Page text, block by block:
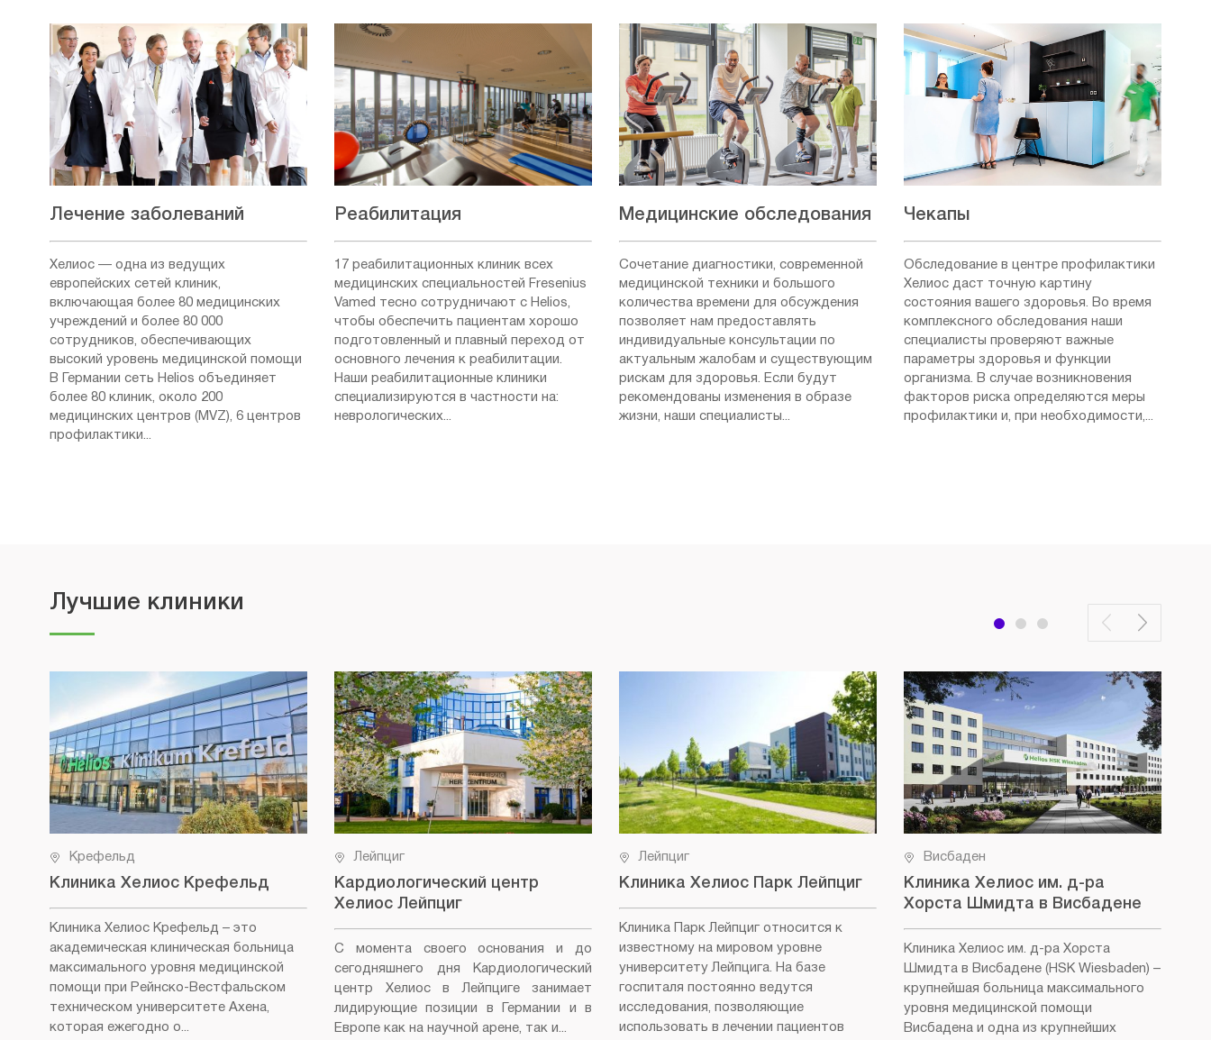
Лечение заболеваний
Хелиос — одна из ведущих
европейских сетей клиник,
включающая более 80 медицинских
учреждений и более 80 000
сотрудников, обеспечивающих
высокий уровень медицинской помощи
В Германии сеть Helios объединяет
более 80 клиник, около 200
медицинских центров (MVZ), 6 центров
профилактики...
Реабилитация
17 реабилитационных клиник всех
медицинских специальностей Fresenius
Vamed тесно сотрудничают с Helios,
чтобы обеспечить пациентам хорошо
подготовленный и плавный переход от
основного лечения к реабилитации.
Наши реабилитационные клиники
специализируются в частности на:
неврологических...
Медицинские обследования
Сочетание диагностики, современной
медицинской техники и большого
количества времени для обсуждения
позволяет нам предоставлять
индивидуальные консультации по
актуальным жалобам и существующим
рискам для здоровья. Если будут
рекомендованы изменения в образе
жизни, наши специалисты...
Чекапы
Обследование в центре профилактики
Хелиос даст точную картину
состояния вашего здоровья. Во время
комплексного обследования наши
специалисты проверяют важные
параметры здоровья и функции
организма. В случае возникновения
факторов риска определяются меры
профилактики и, при необходимости,...
Лучшие клиники
Крефельд
Клиника Хелиос Крефельд
Клиника Хелиос Крефельд – это
академическая клиническая больница
максимального уровня медицинской
помощи при Рейнско-Вестфальском
техническом университете Ахена,
которая ежегодно о...
Лейпциг
Кардиологический центр
Хелиос Лейпциг
С момента своего основания и до
сегодняшнего дня Кардиологический
центр Хелиос в Лейпциге занимает
лидирующие позиции в Германии и в
Европе как на научной арене, так и...
Лейпциг
Клиника Хелиос Парк Лейпциг
Клиника Парк Лейпциг относится к
известному на мировом уровне
университету Лейпцига. На базе
госпиталя постоянно ведутся
исследования, позволяющие
использовать в лечении пациентов
Висбаден
Клиника Хелиос им. д-ра
Хорста Шмидта в Висбадене
Клиника Хелиос им. д-ра Хорста
Шмидта в Висбадене (HSK Wiesbaden) –
крупнейшая больница максимального
уровня медицинской помощи
Висбадена и одна из крупнейших